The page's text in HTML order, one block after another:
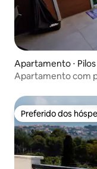
Apartamento ⋅ Pilos
Apartamento com
Preferido dos
Preferido dos